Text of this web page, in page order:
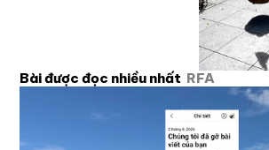
Bài được đọc nhiều nhất RFA